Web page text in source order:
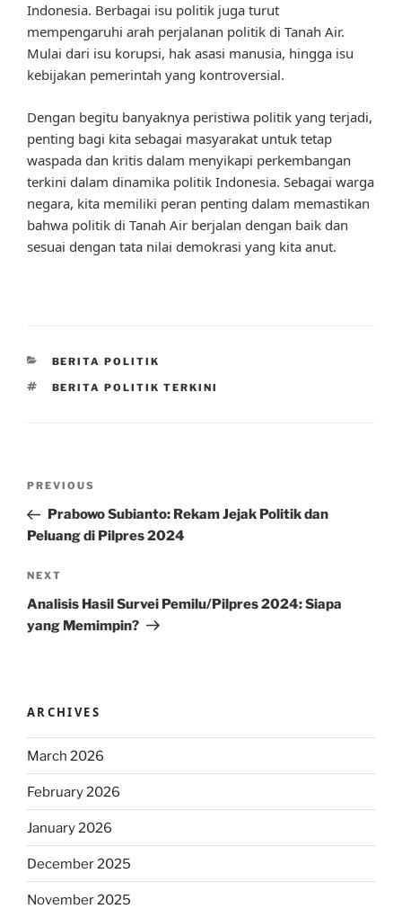
Indonesia. Berbagai isu politik juga turut
mempengaruhi arah perjalanan politik di Tanah Air.
Mulai dari isu korupsi, hak asasi manusia, hingga isu
kebijakan pemerintah yang kontroversial.
Dengan begitu banyaknya peristiwa politik yang terjadi,
penting bagi kita sebagai masyarakat untuk tetap
waspada dan kritis dalam menyikapi perkembangan
terkini dalam dinamika politik Indonesia. Sebagai warga
negara, kita memiliki peran penting dalam memastikan
bahwa politik di Tanah Air berjalan dengan baik dan
sesuai dengan tata nilai demokrasi yang kita anut.
CATEGORIES
BERITA POLITIK
TAGS
BERITA POLITIK TERKINI
Previous
Post
PREVIOUS
Prabowo Subianto: Rekam Jejak Politik dan
Peluang di Pilpres 2024
Next
Post
NEXT
Analisis Hasil Survei Pemilu/Pilpres 2024: Siapa
yang Memimpin?
ARCHIVES
March 2026
February 2026
January 2026
December 2025
November 2025